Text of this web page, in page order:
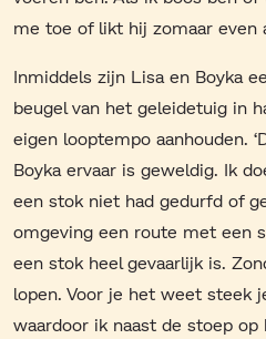
me toe of likt hij zomaar even
Inmiddels zijn Lisa en Boyka
beugel van het geleidetuig in
eigen looptempo aanhouden.
Boyka ervaar is geweldig. Ik
een stok niet had gedurfd of
omgeving een route met een
een stok heel gevaarlijk is.
lopen. Voor je het weet steek
waardoor ik naast de stoep op